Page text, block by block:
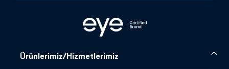
Ürünlerimiz/Hizmetlerimiz